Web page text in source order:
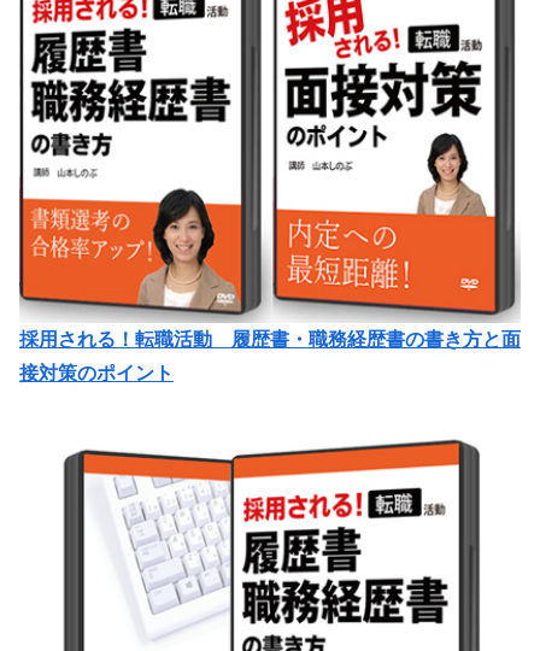
採用される！転職活動 履歴書・職務経歴書の書き方と面
接対策のポイント